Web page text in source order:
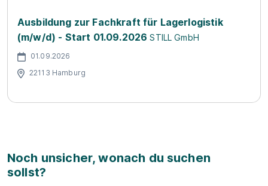
Ausbildung zur Fachkraft für Lagerlogistik
(m/w/d) - Start 01.09.2026 STILL GmbH
01.09.2026
22113 Hamburg
Noch unsicher, wonach du suchen
sollst?